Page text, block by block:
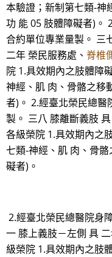
本驗證；新制第七類-神
功 能 05 肢體障礙者)。
合約單位專業量製。 三
二年 榮民服務處、 脊椎
院 1.具效期內之肢體障
神經、肌 肉、骨骼之移
者)。 2.經臺北榮民總
製。 三八 膝離斷義肢
各級榮院 1.具效期內之
七類-神經、肌 肉、骨
礙者)。
2.經臺北榮民總醫院身
一 膝上義肢－左側 具
級榮院 1.具效期內之肢